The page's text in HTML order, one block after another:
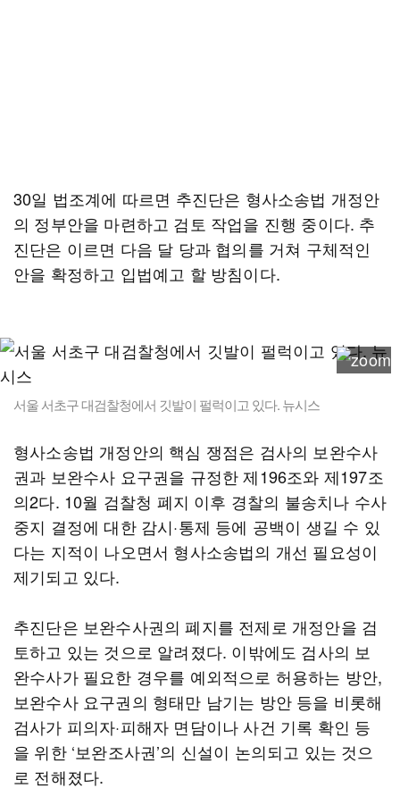
30일 법조계에 따르면 추진단은 형사소송법 개정안
의 정부안을 마련하고 검토 작업을 진행 중이다. 추
진단은 이르면 다음 달 당과 협의를 거쳐 구체적인
안을 확정하고 입법예고 할 방침이다.
서울 서초구 대검찰청에서 깃발이 펄럭이고 있다. 뉴시스
형사소송법 개정안의 핵심 쟁점은 검사의 보완수사
권과 보완수사 요구권을 규정한 제196조와 제197조
의2다. 10월 검찰청 폐지 이후 경찰의 불송치나 수사
중지 결정에 대한 감시·통제 등에 공백이 생길 수 있
다는 지적이 나오면서 형사소송법의 개선 필요성이
제기되고 있다.
추진단은 보완수사권의 폐지를 전제로 개정안을 검
토하고 있는 것으로 알려졌다. 이밖에도 검사의 보
완수사가 필요한 경우를 예외적으로 허용하는 방안,
보완수사 요구권의 형태만 남기는 방안 등을 비롯해
검사가 피의자·피해자 면담이나 사건 기록 확인 등
을 위한 ‘보완조사권’의 신설이 논의되고 있는 것으
로 전해졌다.